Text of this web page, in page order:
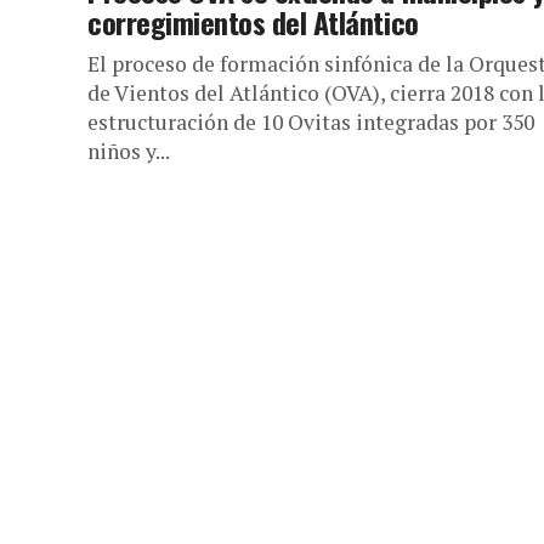
corregimientos del Atlántico
El proceso de formación sinfónica de la
de Vientos del Atlántico (OVA), cierra 2018 con
estructuración de 10 Ovitas integradas por 350
niños y...